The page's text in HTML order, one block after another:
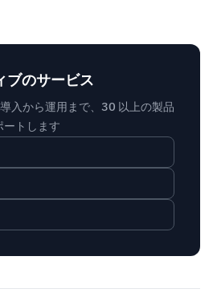
ブのサービス
入から運用まで、30 以上の製品
トします